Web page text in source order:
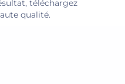
téléchargez
qualité.